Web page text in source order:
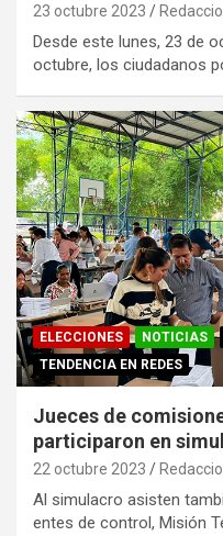
23 octubre 2023
Desde este lunes, 23 de
octubre, los ciudadanos
ELECCIONES NOTICIAS
TENDENCIA EN REDES
Jueces de
participaron en
22 octubre 2023
Al simulacro asisten
entes de control, Misión